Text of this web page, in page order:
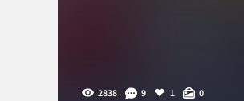
2838 9 1 0